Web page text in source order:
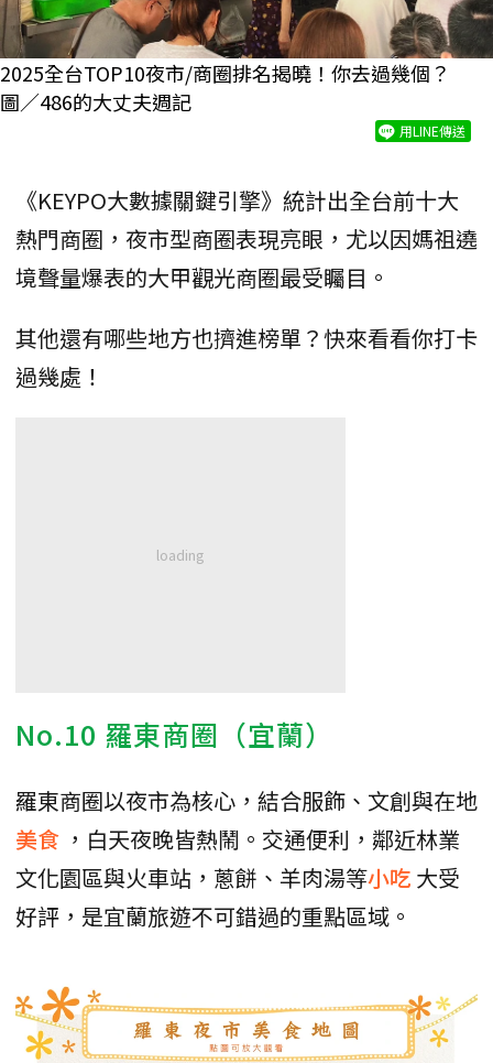
2025全台TOP10夜市/商圈排名揭曉！你去過幾個？
圖／486的大丈夫週記
用LINE傳送
《KEYPO大數據關鍵引擎》統計出全台前十大
熱門商圈，夜市型商圈表現亮眼，尤以因媽祖遶
境聲量爆表的大甲觀光商圈最受矚目。
其他還有哪些地方也擠進榜單？快來看看你打卡
過幾處！
No.10 羅東商圈（宜蘭）
羅東商圈以夜市為核心，結合服飾、文創與在地
美食 ，白天夜晚皆熱鬧。交通便利，鄰近林業
文化園區與火車站，蔥餅、羊肉湯等小吃 大受
好評，是宜蘭旅遊不可錯過的重點區域。